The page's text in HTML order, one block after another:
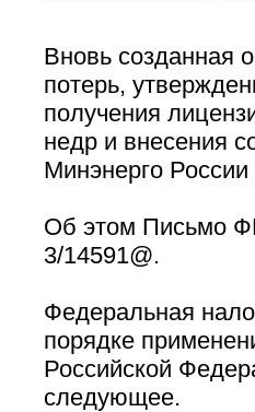
Вновь созданная
потерь,
получения
недр и внесения
Минэнерго
Об этом Письмо
3/14591@.
Федеральная
порядке
Российской
следующее.